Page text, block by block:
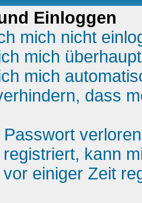
Einloggen
mich nicht
mich
mich
dass
kann
einiger Zeit